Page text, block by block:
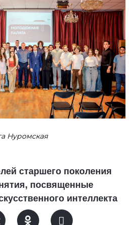
Нуромская
старшего поколения
посвященные
интеллекта